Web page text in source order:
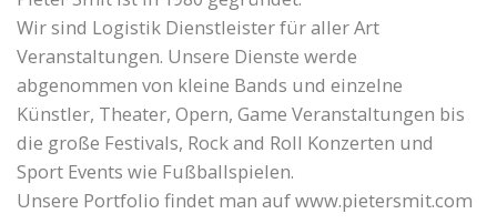
Wir sind Logistik Dienstleister für aller Art
Veranstaltungen. Unsere Dienste werde
abgenommen von kleine Bands und einzelne
Künstler, Theater, Opern, Game Veranstaltungen bis
die große Festivals, Rock and Roll Konzerten und
Sport Events wie Fußballspielen.
Unsere Portfolio findet man auf www.pietersmit.com